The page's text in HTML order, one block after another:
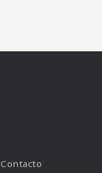
Contacto